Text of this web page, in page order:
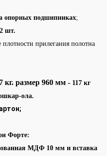
опорных подшипниках;
шт.
плотности прилегания полотна
кг. размер 960 мм - 117 кг
ола.
Форте:
МДФ 10 мм и вставка